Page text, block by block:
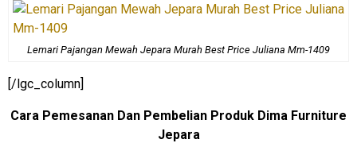
Lemari Pajangan Mewah Jepara Murah Best Price Juliana Mm-1409
[/lgc_column]
Cara Pemesanan Dan Pembelian Produk Dima Furniture
Jepara